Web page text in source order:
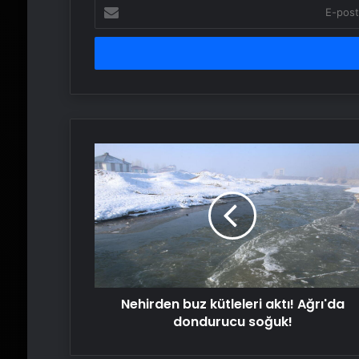
posta
adresinizi
Nehirden
buz
kütleleri
aktı!
Ağrı'da
dondurucu
soğuk!
Nehirden buz kütleleri aktı! Ağrı'da
dondurucu soğuk!